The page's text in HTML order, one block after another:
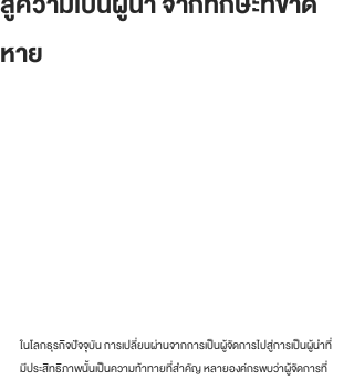
หาย
ในโลกธุรกิจปัจจุบัน การเปลี่ยนผ่านจากการเป็นผู้จัดการไปสู่การเป็นผู้นำที่
มีประสิทธิภาพนั้นเป็นความท้าทายที่สำคัญ หลายองค์กรพบว่าผู้จัดการที่